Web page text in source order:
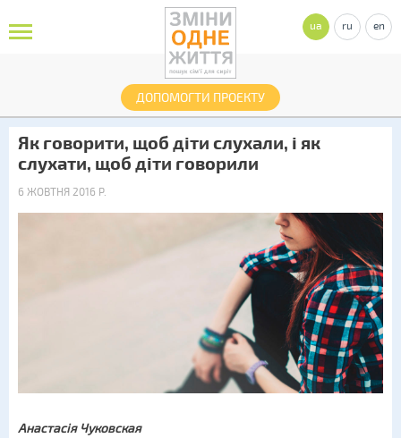
ДОПОМОГТИ ПРОЕКТУ
ua ru en
Як говорити, щоб діти слухали, і як
слухати, щоб діти говорили
6 ЖОВТНЯ 2016 Р.
Анастасія Чуковская